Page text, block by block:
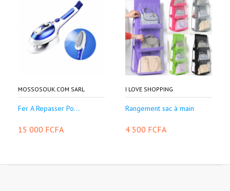
MOSSOSOUK.COM SARL
Fer A Repasser Po...
15 000 FCFA
I LOVE SHOPPING
Rangement sac à main
4 500 FCFA